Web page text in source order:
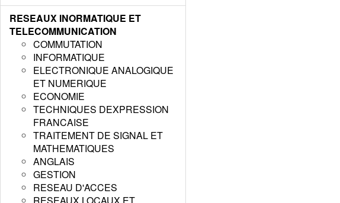
RESEAUX INORMATIQUE ET
TELECOMMUNICATION
COMMUTATION
INFORMATIQUE
ELECTRONIQUE ANALOGIQUE
ET NUMERIQUE
ECONOMIE
TECHNIQUES DEXPRESSION
FRANCAISE
TRAITEMENT DE SIGNAL ET
MATHEMATIQUES
ANGLAIS
GESTION
RESEAU D'ACCES